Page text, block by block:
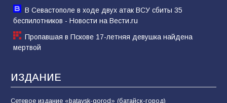
В Севастополе в ходе двух атак ВСУ сбиты 35
беспилотников - Новости на Вести.ru
Пропавшая в Пскове 17-летняя девушка найдена
мертвой
ИЗДАНИЕ
Сетевое издание «bataysk-gorod» (батайск-город)